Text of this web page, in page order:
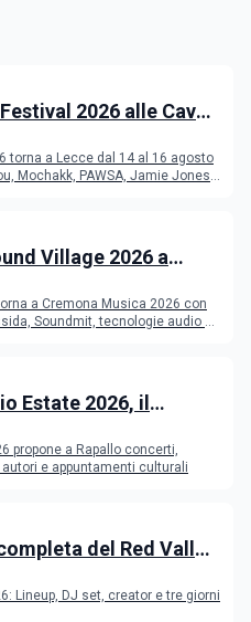
2026 alle Cave
torna a Lecce dal 14 al 16 agosto
Mochakk, PAWSA, Jamie Jones
Village 2026 a
Contest, il programma
a Cremona Musica 2026 con
Soundmit, tecnologie audio e
Estate 2026, il
propone a Rapallo concerti,
e appuntamenti culturali
del Red Valley
Lineup, DJ set, creator e tre giorni